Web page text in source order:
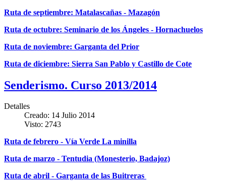
Ruta de septiembre: Matalascañas - Mazagón
Ruta de octubre: Seminario de los Ángeles - Hornachuelos
Ruta de noviembre: Garganta del Prior
Ruta de diciembre: Sierra San Pablo y Castillo de Cote
Senderismo. Curso 2013/2014
Detalles
Creado: 14 Julio 2014
Visto: 2743
Ruta de febrero - Vía Verde La minilla
Ruta de marzo - Tentudia (Monesterio, Badajoz)
Ruta de abril - Garganta de las Buitreras